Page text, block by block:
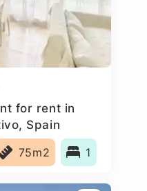
for rent in
Spain
75m2 1